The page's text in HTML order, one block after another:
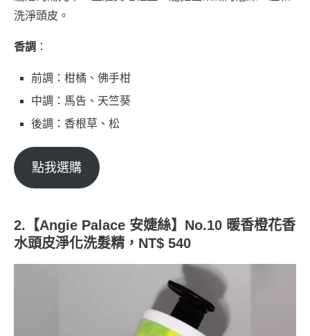
洗淨頭皮。
香調 ：
前調：柑橘、佛手柑
中調：馬告、天竺葵
後調：香根草、松
點我選購
2.【Angie Palace 安婕絲】No.10 暖香橙花香
水頭皮淨化洗髮精，NT$ 540